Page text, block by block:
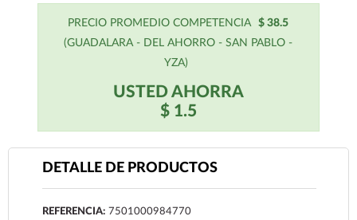
PRECIO PROMEDIO COMPETENCIA
$ 38.5
(GUADALARA - DEL AHORRO - SAN PABLO -
YZA)
USTED AHORRA
$ 1.5
DETALLE DE PRODUCTOS
REFERENCIA: 7501000984770